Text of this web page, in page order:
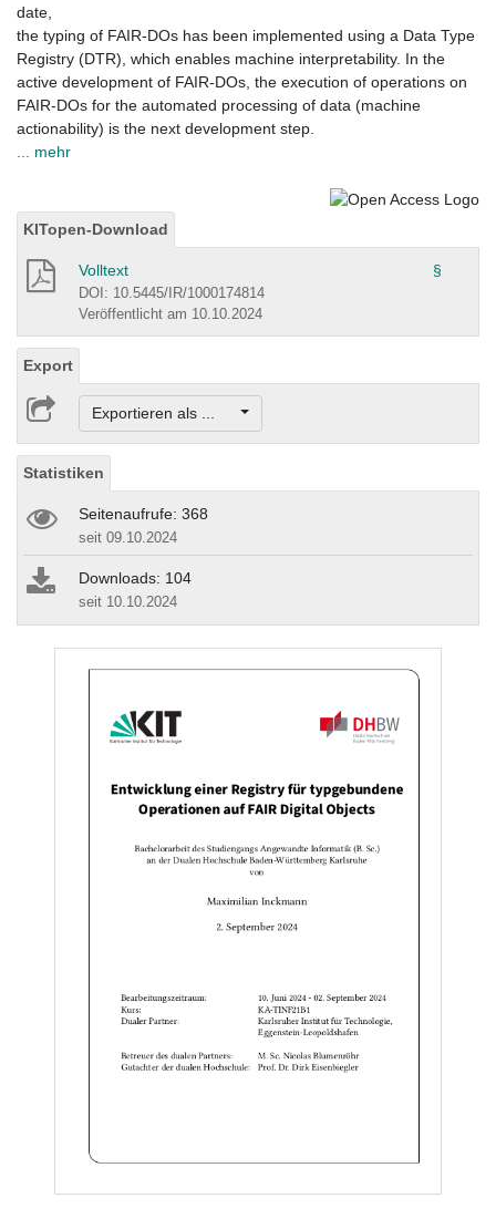
date,
the typing of FAIR-DOs has been implemented using a Data Type
Registry (DTR), which enables machine interpretability. In the
active development of FAIR-DOs, the execution of operations on
FAIR-DOs for the automated processing of data (machine
actionability) is the next development step.
... mehr
KITopen-Download
Volltext §
DOI: 10.5445/IR/1000174814
Veröffentlicht am 10.10.2024
Export
Exportieren als ...
Statistiken
Seitenaufrufe: 368
seit 09.10.2024
Downloads: 104
seit 10.10.2024